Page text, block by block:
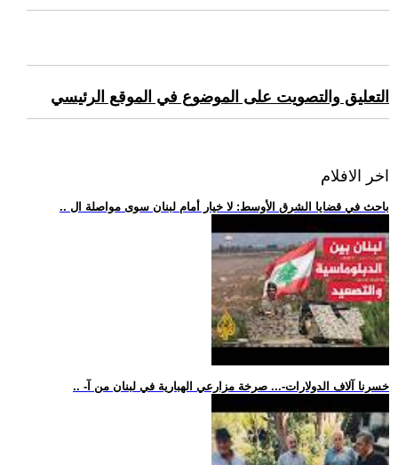
التعليق والتصويت على الموضوع في الموقع الرئيسي
اخر الافلام
.. باحث في قضايا الشرق الأوسط: لا خيار أمام لبنان سوى مواصلة ال
.. -خسرنا آلاف الدولارات-... صرخة مزارعي الهبارية في لبنان من آ